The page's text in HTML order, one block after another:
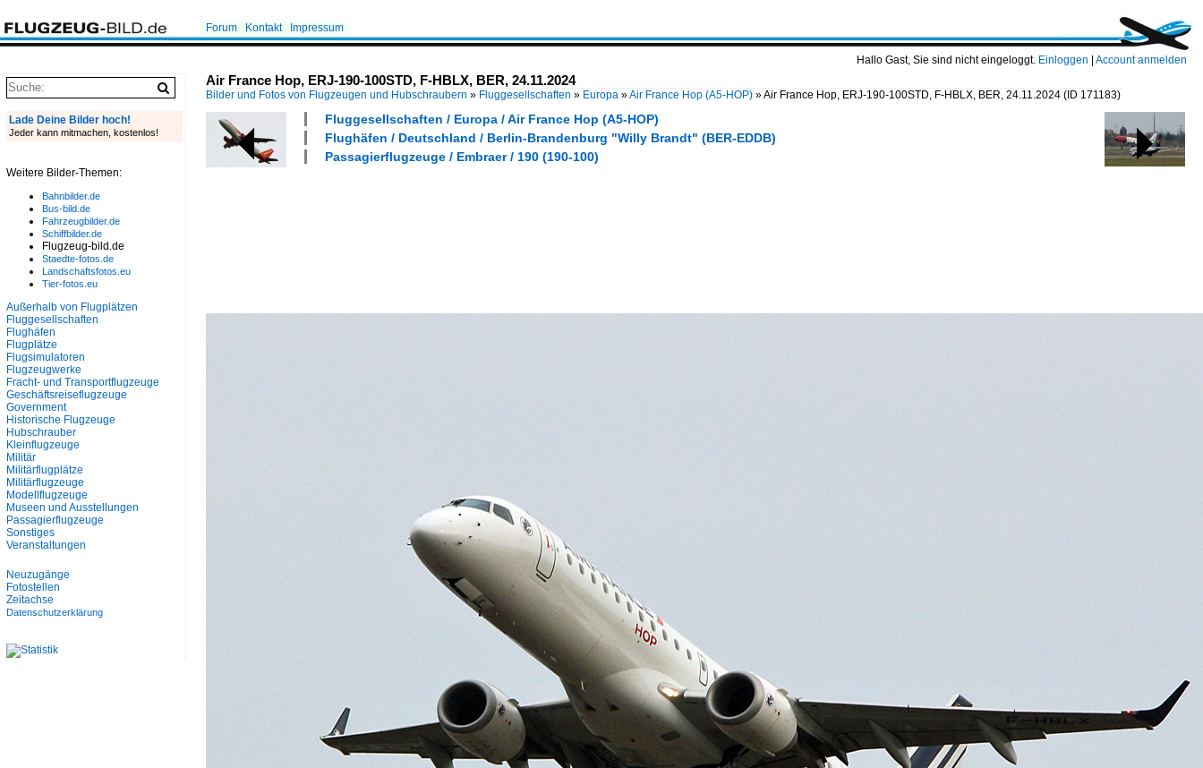
Hallo Gast, Sie sind nicht eingeloggt. Einloggen Account anmelden
Forum Kontakt Impressum
Air France Hop, ERJ-190-100STD, F-HBLX, BER, 24.11.2024
Bilder und Fotos von Flugzeugen und Hubschraubern » Fluggesellschaften » Europa »Air France Hop (A5-HOP) »Air France Hop, ERJ-190-100STD, F-HBLX, BER, 24.11.2024 (ID 171183)
Fluggesellschaften / Europa / Air France Hop (A5-HOP)
Flughäfen / Deutschland / Berlin-Brandenburg "Willy Brandt" (BER-EDDB)
Passagierflugzeuge / Embraer / 190 (190-100)
Lade Deine Bilder hoch!
Jeder kann mitmachen, kostenlos!
Weitere Bilder-Themen:
Bahnbilder.de
Bus-bild.de
Fahrzeugbilder.de
Schiffbilder.de
Flugzeug-bild.de
Staedte-fotos.de
Landschaftsfotos.eu
Tier-fotos.eu
Außerhalb von Flugplätzen
Fluggesellschaften
Flughäfen
Flugplätze
Flugsimulatoren
Flugzeugwerke
Fracht- und Transportflugzeuge
Geschäftsreiseflugzeuge
Government
Historische Flugzeuge
Hubschrauber
Kleinflugzeuge
Militär
Militärflugplätze
Militärflugzeuge
Modellflugzeuge
Museen und Ausstellungen
Passagierflugzeuge
Sonstiges
Veranstaltungen
Neuzugänge
Fotostellen
Zeitachse
Datenschutzerklärung